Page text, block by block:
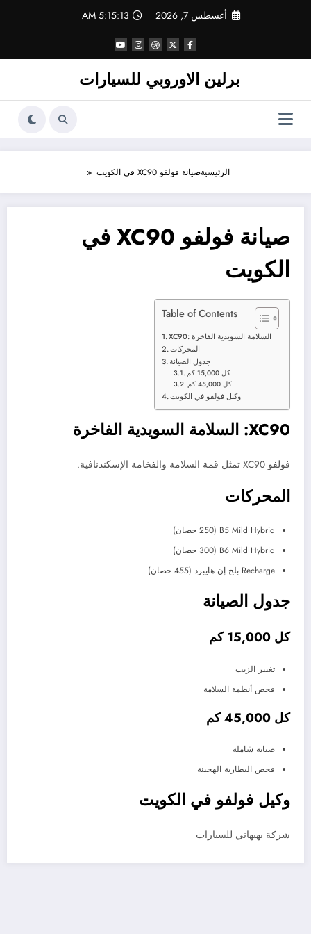
أغسطس 7, 2026 5:15:13 AM
برلين الاوروبي للسيارات
الرئيسيةصيانة فولفو XC90 في الكويت
صيانة فولفو XC90 في
الكويت
Table of Contents
XC90: السلامة السويدية الفاخرة
المحركات
جدول الصيانة
كل 15,000 كم
كل 45,000 كم
وكيل فولفو في الكويت
XC90: السلامة السويدية الفاخرة
فولفو XC90 تمثل قمة السلامة والفخامة الإسكندنافية.
المحركات
B5 Mild Hybrid (250 حصان)
B6 Mild Hybrid (300 حصان)
Recharge بلج إن هايبرد (455 حصان)
جدول الصيانة
كل 15,000 كم
تغيير الزيت
فحص أنظمة السلامة
كل 45,000 كم
صيانة شاملة
فحص البطارية الهجينة
وكيل فولفو في الكويت
شركة بهبهاني للسيارات